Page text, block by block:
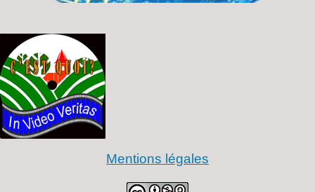
Mentions légales